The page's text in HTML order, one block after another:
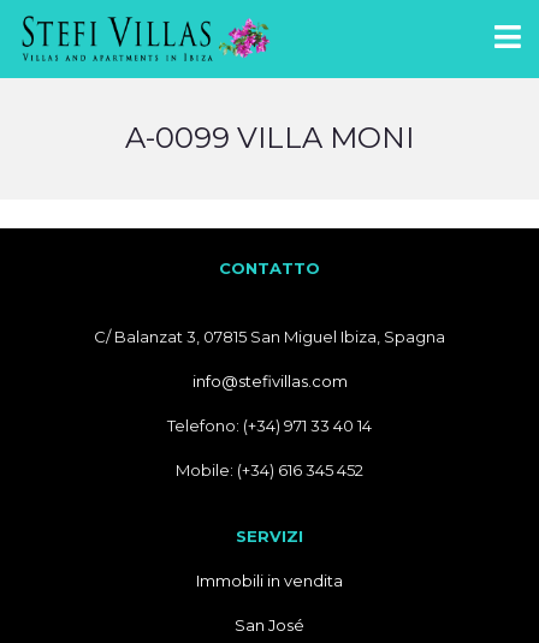
A-0099 VILLA MONI
CONTATTO
C/ Balanzat 3, 07815 San Miguel Ibiza, Spagna
info@stefivillas.com
Telefono: (+34) 971 33 40 14
Mobile: (+34) 616 345 452
SERVIZI
Immobili in vendita
San José